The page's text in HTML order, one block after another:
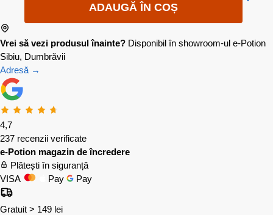
ADAUGĂ ÎN COȘ
Vrei să vezi produsul înainte? Disponibil în showroom-ul e-Potion
Sibiu, Dumbrăvii
Adresă →
4,7
237 recenzii verificate
e-Potion magazin de încredere
Plătești în siguranță
VISA
Pay Pay
Gratuit > 149 lei